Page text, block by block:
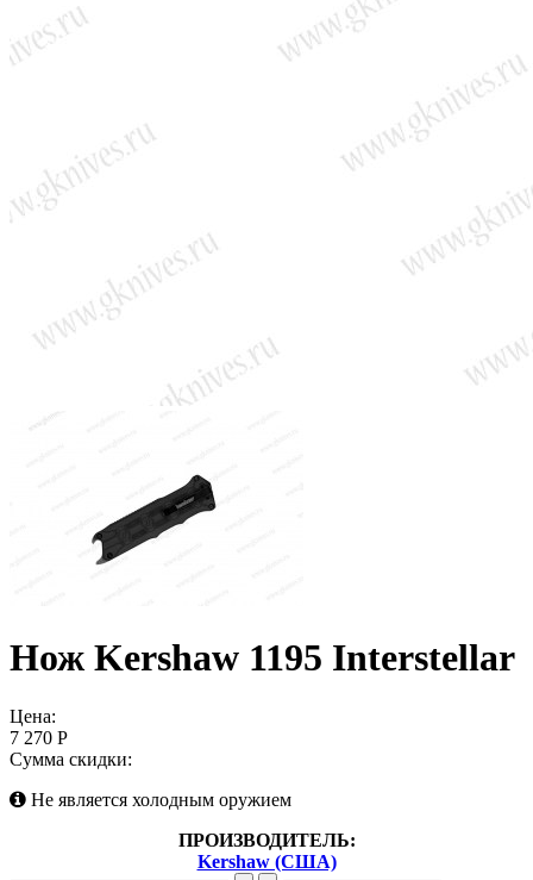
Нож Kershaw 1195 Interstellar
Цена:
7 270 Р
Сумма скидки:
Не является холодным оружием
ПРОИЗВОДИТЕЛЬ:
Kershaw (США)